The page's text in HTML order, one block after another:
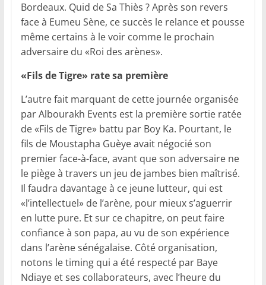
Bordeaux. Quid de Sa Thiès ? Après son revers
face à Eumeu Sène, ce succès le relance et pousse
même certains à le voir comme le prochain
adversaire du «Roi des arènes».
«Fils de Tigre» rate sa première
L’autre fait marquant de cette journée organisée
par Albourakh Events est la première sortie ratée
de «Fils de Tigre» battu par Boy Ka. Pourtant, le
fils de Moustapha Guèye avait négocié son
premier face-à-face, avant que son adversaire ne
le piège à travers un jeu de jambes bien maîtrisé.
Il faudra davantage à ce jeune lutteur, qui est
«l’intellectuel» de l’arène, pour mieux s’aguerrir
en lutte pure. Et sur ce chapitre, on peut faire
confiance à son papa, au vu de son expérience
dans l’arène sénégalaise. Côté organisation,
notons le timing qui a été respecté par Baye
Ndiaye et ses collaborateurs, avec l’heure du